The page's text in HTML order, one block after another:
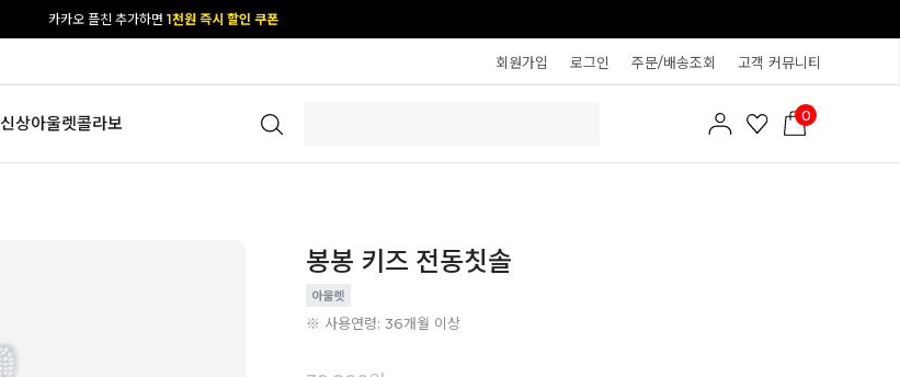
카카오 플친 추가하면 1천원 즉시 할인 쿠폰
회원가입 로그인 주문/배송조회 고객 커뮤니티
신상아울렛콜라보 0
봉봉 키즈 전동칫솔
※ 사용연령: 36개월 이상